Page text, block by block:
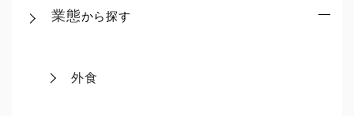
業態から探す
外食